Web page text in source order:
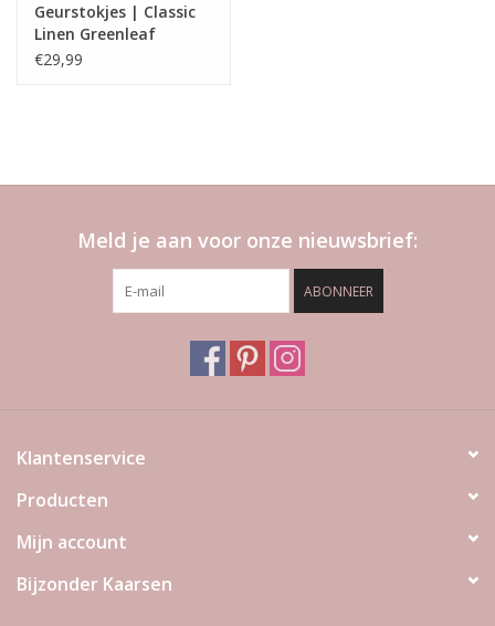
Merken
Geurstokjes | Classic
Linen Greenleaf
€29,99
Meld je aan voor onze nieuwsbrief:
ABONNEER
Klantenservice
Producten
Mijn account
Bijzonder Kaarsen